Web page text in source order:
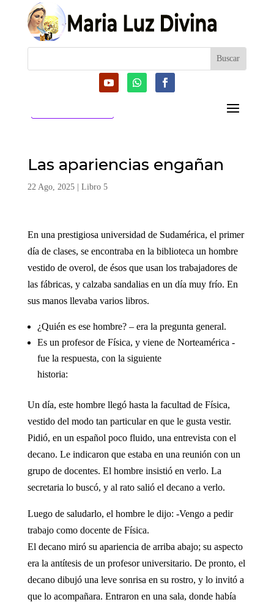
Las apariencias engañan
22 Ago, 2025| Libro 5
En una prestigiosa universidad de Sudamérica, el primer
día de clases, se encontraba en la biblioteca un hombre
vestido de overol, de ésos que usan los trabajadores de
las fábricas, y calzaba sandalias en un día muy frío. En
sus manos llevaba varios libros.
¿Quién es ese hombre? – era la pregunta general.
Es un profesor de Física, y viene de Norteamérica -
fue la respuesta, con la siguiente
historia:
Un día, este hombre llegó hasta la facultad de Física,
vestido del modo tan particular en que le gusta vestir.
Pidió, en un español poco fluido, una entrevista con el
decano. Le indicaron que estaba en una reunión con un
grupo de docentes. El hombre insistió en verlo. La
secretaria lo buscó, y al rato salió el decano a verlo.
Luego de saludarlo, el hombre le dijo: -Vengo a pedir
trabajo como docente de Física.
El decano miró su apariencia de arriba abajo; su aspecto
era la antítesis de un profesor universitario. De pronto, el
decano dibujó una leve sonrisa en su rostro, y lo invitó a
que lo acompañara. Entraron en una sala, donde había